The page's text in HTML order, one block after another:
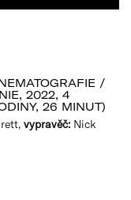
/
2022, 4
26 MINUT)
vypravěč: Nick